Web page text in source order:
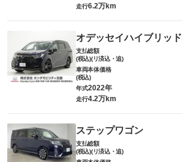
走行6.2万km
オデッセイハイブリッド
支払総額
(税込)(リ済込・追)
車両本体価格
(税込)
年式2022年
走行4.2万km
ステップワゴン
支払総額
(税込)(リ済込・追)